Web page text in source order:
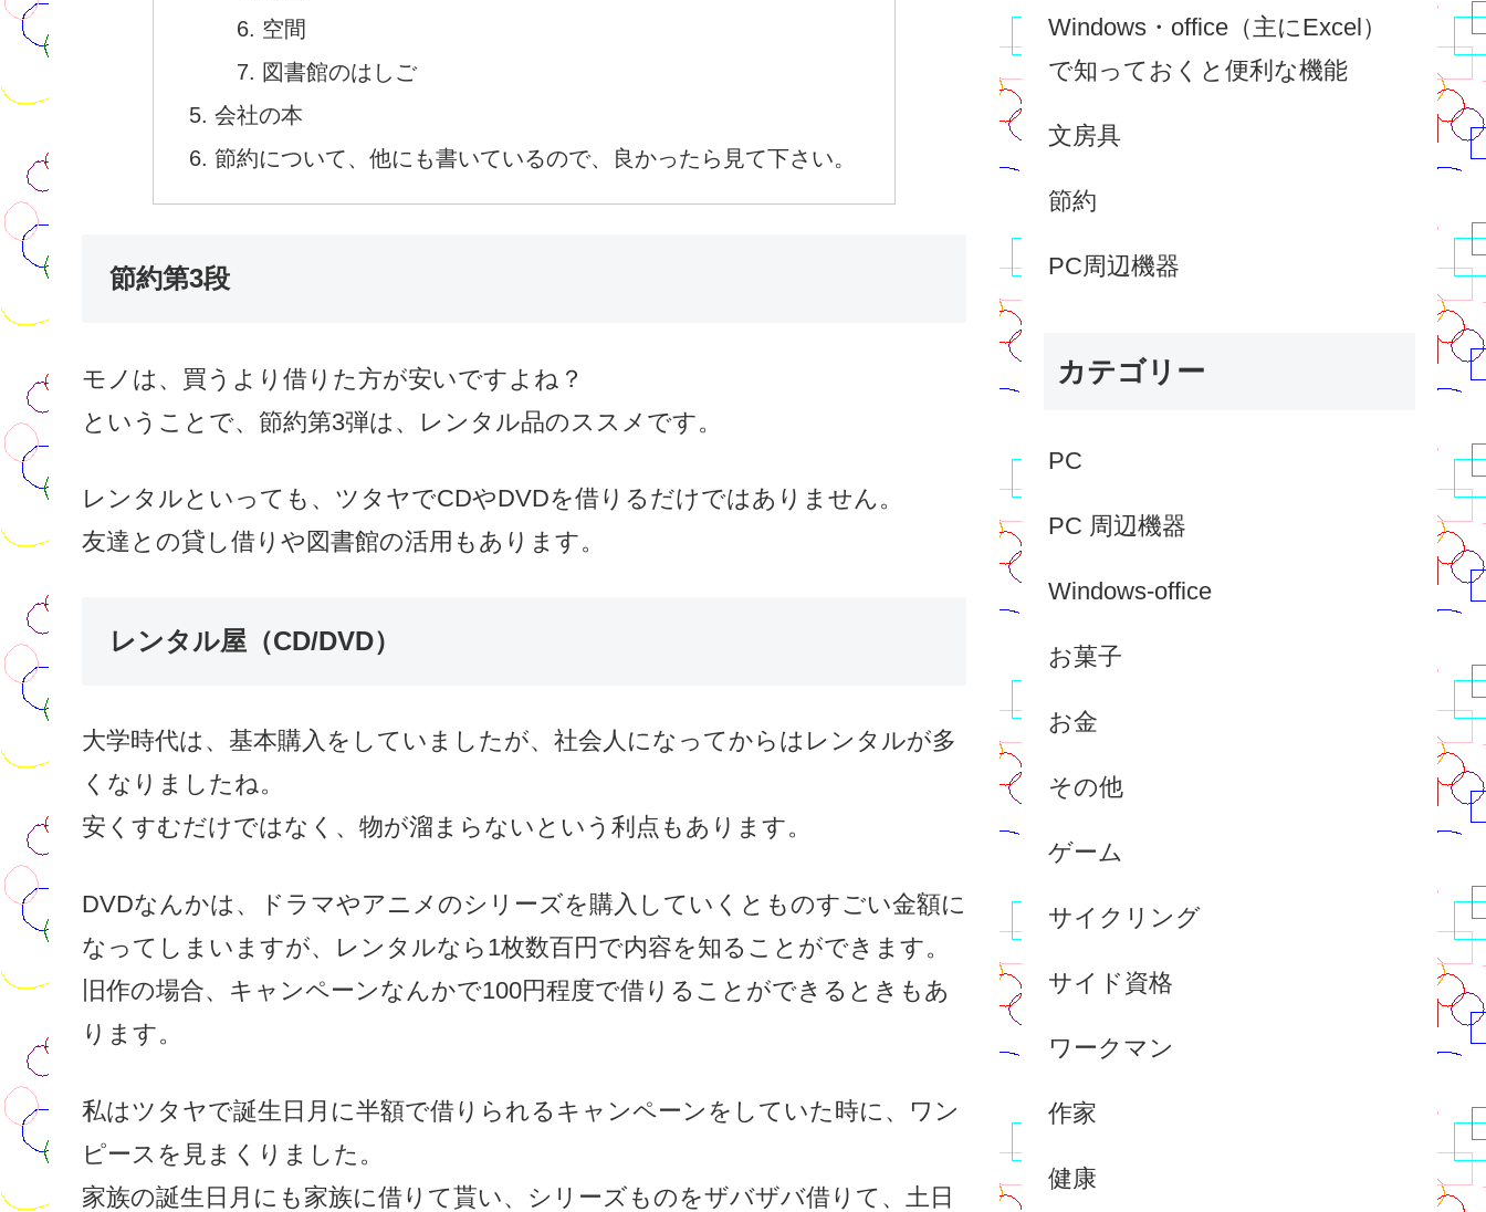
空間
図書館のはしご
会社の本
節約について、他にも書いているので、良かったら見て下さい。
節約第3段
モノは、買うより借りた方が安いですよね？
ということで、節約第3弾は、レンタル品のススメです。
レンタルといっても、ツタヤでCDやDVDを借りるだけではありません。
友達との貸し借りや図書館の活用もあります。
レンタル屋（CD/DVD）
大学時代は、基本購入をしていましたが、社会人になってからはレンタルが多
くなりましたね。
安くすむだけではなく、物が溜まらないという利点もあります。
DVDなんかは、ドラマやアニメのシリーズを購入していくとものすごい金額に
なってしまいますが、レンタルなら1枚数百円で内容を知ることができます。
旧作の場合、キャンペーンなんかで100円程度で借りることができるときもあ
ります。
私はツタヤで誕生日月に半額で借りられるキャンペーンをしていた時に、ワン
ピースを見まくりました。
家族の誕生日月にも家族に借りて貰い、シリーズものをザバザバ借りて、土日
Windows・office（主にExcel）
で知っておくと便利な機能
文房具
節約
PC周辺機器
カテゴリー
PC
PC 周辺機器
Windows-office
お菓子
お金
その他
ゲーム
サイクリング
サイド資格
ワークマン
作家
健康